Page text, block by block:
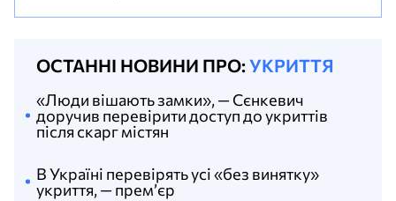
ОСТАННІ НОВИНИ ПРО:УКРИТТЯ
В Україні перевірять усі «без винятку»
укриття, — премʼєр
«Люди вішають замки», — Сєнкевич
доручив перевірити доступ до укриттів
після скарг містян